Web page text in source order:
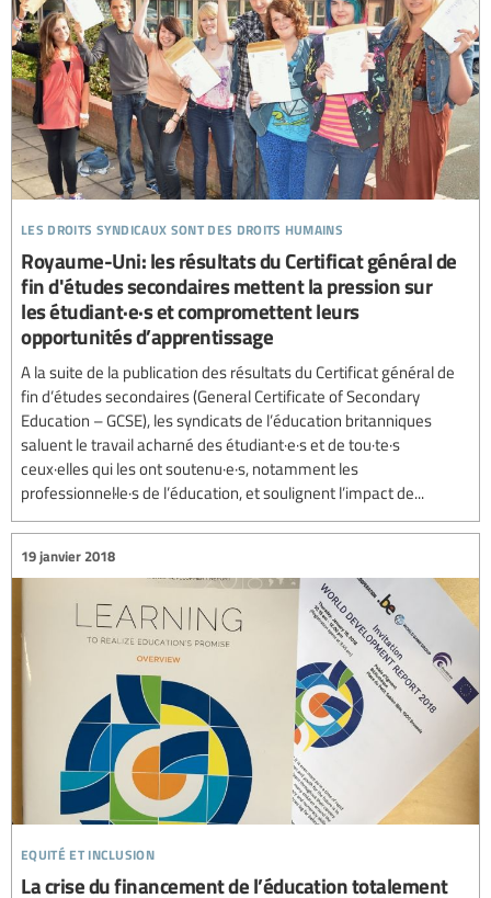
les droits syndicaux sont des droits humains
Royaume-Uni: les résultats du Certificat général de
fin d'études secondaires mettent la pression sur
les étudiant·e·s et compromettent leurs
opportunités d’apprentissage
A la suite de la publication des résultats du Certificat général de
fin d’études secondaires (General Certificate of Secondary
Education – GCSE), les syndicats de l’éducation britanniques
saluent le travail acharné des étudiant·e·s et de tou·te·s
ceux·elles qui les ont soutenu·e·s, notamment les
professionnel·le·s de l’éducation, et soulignent l’impact de...
equité et inclusion
19 janvier 2018
La crise du financement de l’éducation totalement